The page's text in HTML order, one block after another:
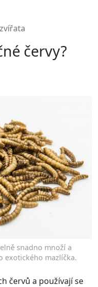
červy?
snadno množí a
exotického mazlíčka.
červů a používají se